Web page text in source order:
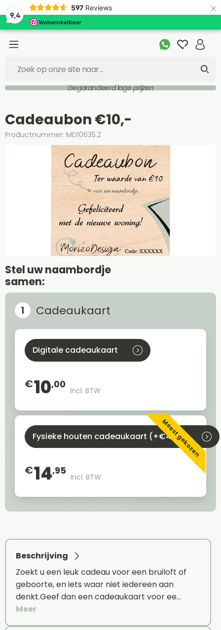
9,4
597 Reviews ×
Gegarandeerd lage prijzen
Cadeaubon €10,-
Productnummer: MD10635.2
Stel uw naambordje
samen:
Cadeaukaart
Digitale cadeaukaart
€10,00
Incl. BTW
Meest gekozen
Fysieke houten cadeaukaart (+€4,95)
€14,95
Incl. BTW
Beschrijving
Zoekt u een leuk cadeau voor een bruiloft of
geboorte, en iets waar niet iedereen aan
denkt.Geef dan een cadeaukaart voor ee…
Meer